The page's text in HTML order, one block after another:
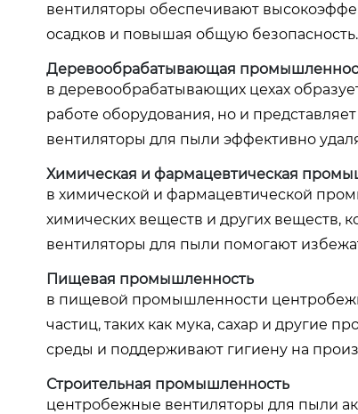
вентиляторы обеспечивают
осадков и повышая общую безопасность.
Деревообрабатывающая
в деревообрабатывающих цехах
работе оборудования, но и
вентиляторы для пыли эффективно
Химическая и фармацевтическая
в химической и фармацевтической
химических веществ и других веществ,
вентиляторы для пыли помогают
Пищевая промышленность
в пищевой промышленности
частиц, таких как мука, сахар и другие
среды и поддерживают гигиену на
Строительная промышленность
центробежные вентиляторы для пыли